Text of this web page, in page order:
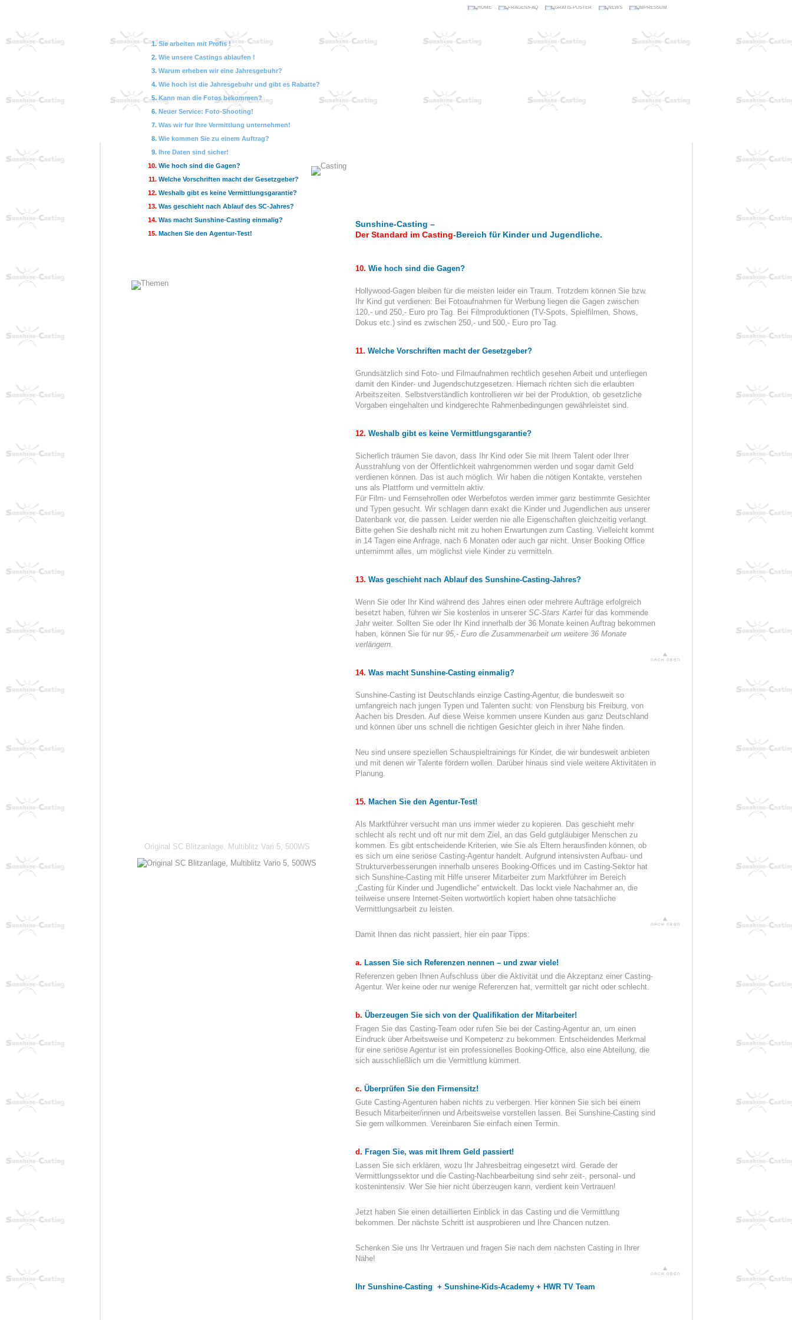
Sie arbeiten mit Profis !
Wie unsere Castings ablaufen !
Warum erheben wir eine Jahresgebuhr?
Wie hoch ist die Jahresgebuhr und gibt es Rabatte?
Kann man die Fotos bekommen?
Neuer Service: Foto-Shooting!
Was wir fur Ihre Vermittlung unternehmen!
Wie kommen Sie zu einem Auftrag?
Ihre Daten sind sicher!
Wie hoch sind die Gagen?
Welche Vorschriften macht der Gesetzgeber?
Weshalb gibt es keine Vermittlungsgarantie?
Was geschieht nach Ablauf des SC-Jahres?
Was macht Sunshine-Casting einmalig?
Machen Sie den Agentur-Test!
Original SC Blitzanlage, Multiblitz Vari 5, 500WS
Sunshine-Casting –
Der Standard im Casting-Bereich für Kinder und Jugendliche.
10. Wie hoch sind die Gagen?
Hollywood-Gagen bleiben für die meisten leider ein Traum. Trotzdem können Sie bzw.
Ihr Kind gut verdienen: Bei Fotoaufnahmen für Werbung liegen die Gagen zwischen
120,- und 250,- Euro pro Tag. Bei Filmproduktionen (TV-Spots, Spielfilmen, Shows,
Dokus etc.) sind es zwischen 250,- und 500,- Euro pro Tag.
11. Welche Vorschriften macht der Gesetzgeber?
Grundsätzlich sind Foto- und Filmaufnahmen rechtlich gesehen Arbeit und unterliegen
damit den Kinder- und Jugendschutzgesetzen. Hiernach richten sich die erlaubten
Arbeitszeiten. Selbstverständlich kontrollieren wir bei der Produktion, ob gesetzliche
Vorgaben eingehalten und kindgerechte Rahmenbedingungen gewährleistet sind.
12. Weshalb gibt es keine Vermittlungsgarantie?
Sicherlich träumen Sie davon, dass Ihr Kind oder Sie mit Ihrem Talent oder Ihrer
Ausstrahlung von der Öffentlichkeit wahrgenommen werden und sogar damit Geld
verdienen können. Das ist auch möglich. Wir haben die nötigen Kontakte, verstehen
uns als Plattform und vermitteln aktiv.
Für Film- und Fernsehrollen oder Werbefotos werden immer ganz bestimmte Gesichter
und Typen gesucht. Wir schlagen dann exakt die Kinder und Jugendlichen aus unserer
Datenbank vor, die passen. Leider werden nie alle Eigenschaften gleichzeitig verlangt.
Bitte gehen Sie deshalb nicht mit zu hohen Erwartungen zum Casting. Vielleicht kommt
in 14 Tagen eine Anfrage, nach 6 Monaten oder auch gar nicht. Unser Booking Office
unternimmt alles, um möglichst viele Kinder zu vermitteln.
13. Was geschieht nach Ablauf des Sunshine-Casting-Jahres?
Wenn Sie oder Ihr Kind während des Jahres einen oder mehrere Aufträge erfolgreich
besetzt haben, führen wir Sie kostenlos in unserer SC-Stars Karteifür das kommende
Jahr weiter. Sollten Sie oder Ihr Kind innerhalb der 36 Monate keinen Auftrag bekommen
haben, können Sie für nur 95,- Euro die Zusammenarbeit um weitere 36 Monate
verlängern.
14. Was macht Sunshine-Casting einmalig?
Sunshine-Casting ist Deutschlands einzige Casting-Agentur, die bundesweit so
umfangreich nach jungen Typen und Talenten sucht: von Flensburg bis Freiburg, von
Aachen bis Dresden. Auf diese Weise kommen unsere Kunden aus ganz Deutschland
und können über uns schnell die richtigen Gesichter gleich in ihrer Nähe finden.
Neu sind unsere speziellen Schauspieltrainings für Kinder, die wir bundesweit anbieten
und mit denen wir Talente fördern wollen. Darüber hinaus sind viele weitere Aktivitäten in
Planung.
15. Machen Sie den Agentur-Test!
Als Marktführer versucht man uns immer wieder zu kopieren. Das geschieht mehr
schlecht als recht und oft nur mit dem Ziel, an das Geld gutgläubiger Menschen zu
kommen. Es gibt entscheidende Kriterien, wie Sie als Eltern herausfinden können, ob
es sich um eine seriöse Casting-Agentur handelt. Aufgrund intensivsten Aufbau- und
Strukturverbesserungen innerhalb unseres Booking-Offices und im Casting-Sektor hat
sich Sunshine-Casting mit Hilfe unserer Mitarbeiter zum Marktführer im Bereich
„Casting für Kinder und Jugendliche“ entwickelt. Das lockt viele Nachahmer an, die
teilweise unsere Internet-Seiten wortwörtlich kopiert haben ohne tatsächliche
Vermittlungsarbeit zu leisten.
Damit Ihnen das nicht passiert, hier ein paar Tipps:
a. Lassen Sie sich Referenzen nennen – und zwar viele!
Referenzen geben Ihnen Aufschluss über die Aktivität und die Akzeptanz einer Casting-
Agentur. Wer keine oder nur wenige Referenzen hat, vermittelt gar nicht oder schlecht.
b. Überzeugen Sie sich von der Qualifikation der Mitarbeiter!
Fragen Sie das Casting-Team oder rufen Sie bei der Casting-Agentur an, um einen
Eindruck über Arbeitsweise und Kompetenz zu bekommen. Entscheidendes Merkmal
für eine seriöse Agentur ist ein professionelles Booking-Office, also eine Abteilung, die
sich ausschließlich um die Vermittlung kümmert.
c. Überprüfen Sie den Firmensitz!
Gute Casting-Agenturen haben nichts zu verbergen. Hier können Sie sich bei einem
Besuch Mitarbeiter/innen und Arbeitsweise vorstellen lassen. Bei Sunshine-Casting sind
Sie gern willkommen. Vereinbaren Sie einfach einen Termin.
d. Fragen Sie, was mit Ihrem Geld passiert!
Lassen Sie sich erklären, wozu Ihr Jahresbeitrag eingesetzt wird. Gerade der
Vermittlungssektor und die Casting-Nachbearbeitung sind sehr zeit-, personal- und
kostenintensiv. Wer Sie hier nicht überzeugen kann, verdient kein Vertrauen!
Jetzt haben Sie einen detaillierten Einblick in das Casting und die Vermittlung
bekommen. Der nächste Schritt ist ausprobieren und Ihre Chancen nutzen.
Schenken Sie uns Ihr Vertrauen und fragen Sie nach dem nächsten Casting in Ihrer
Nähe!
Ihr Sunshine-Casting + Sunshine-Kids-Academy + HWR TV Team